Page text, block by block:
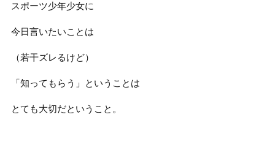
スポーツ少年少女に
今日言いたいことは
（若干ズレるけど）
「知ってもらう」ということは
とても大切だということ。